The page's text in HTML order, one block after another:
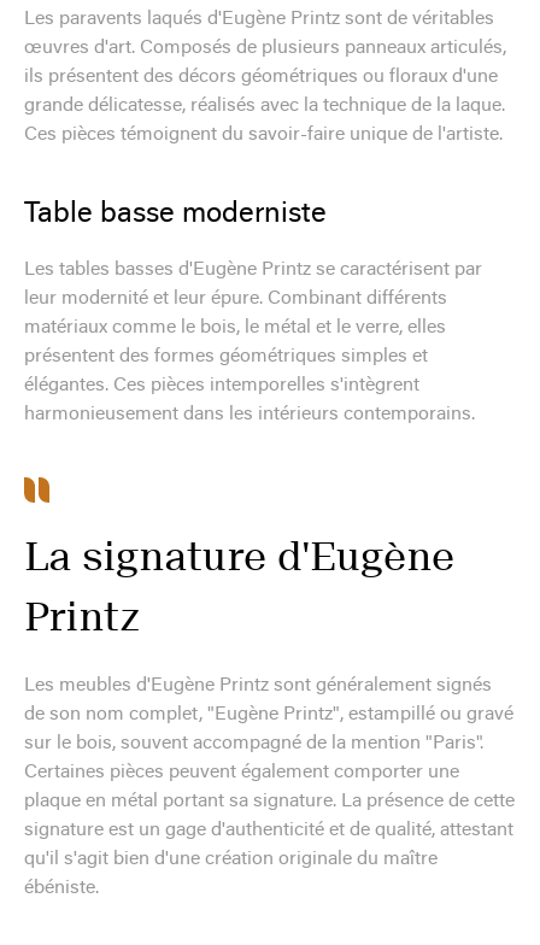
Les paravents laqués d'Eugène Printz sont de véritables
œuvres d'art. Composés de plusieurs panneaux articulés,
ils présentent des décors géométriques ou floraux d'une
grande délicatesse, réalisés avec la technique de la laque.
Ces pièces témoignent du savoir-faire unique de l'artiste.
Table basse moderniste
Les tables basses d'Eugène Printz se caractérisent par
leur modernité et leur épure. Combinant différents
matériaux comme le bois, le métal et le verre, elles
présentent des formes géométriques simples et
élégantes. Ces pièces intemporelles s'intègrent
harmonieusement dans les intérieurs contemporains.
La signature d'Eugène
Printz
Les meubles d'Eugène Printz sont généralement signés
de son nom complet, "Eugène Printz", estampillé ou gravé
sur le bois, souvent accompagné de la mention "Paris".
Certaines pièces peuvent également comporter une
plaque en métal portant sa signature. La présence de cette
signature est un gage d'authenticité et de qualité, attestant
qu'il s'agit bien d'une création originale du maître
ébéniste.